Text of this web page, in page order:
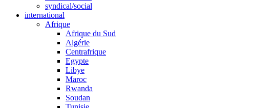
syndical/social
international
Afrique
Afrique du Sud
Algérie
Centrafrique
Egypte
Libye
Maroc
Rwanda
Soudan